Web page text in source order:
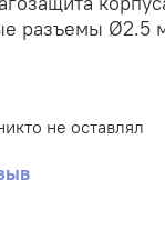
разъемы Ø2.5
не оставлял